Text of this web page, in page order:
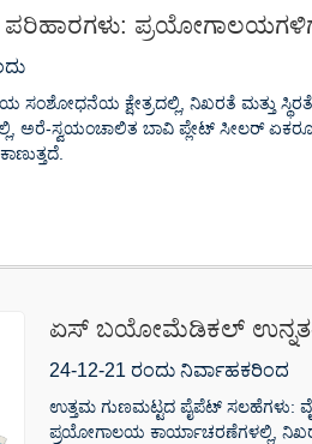
ಕ್ಷೇತ್ರದಲ್ಲಿ, ನಿಖರತೆ ಮತ್ತು ಸ್ಥಿರತೆ
ಅರೆ-ಸ್ವಯಂಚಾಲಿತ ಬಾವಿ ಪ್ಲೇಟ್ ಸೀಲರ್
ಏಸ್ ಬಯೋಮೆಡಿಕಲ್ ಉನ್ನತ-
ನಿಖರತೆಯನ್ನು ಹೆಚ್ಚಿಸಿ
24-12-21 ರಂದು ನಿರ್ವಾಹಕರಿಂದ
ಉತ್ತಮ ಗುಣಮಟ್ಟದ ಪೈಪೆಟ್ ಸಲಹೆಗಳು:
ಪ್ರಯೋಗಾಲಯ ಕಾರ್ಯಾಚರಣೆಗಳಲ್ಲಿ,